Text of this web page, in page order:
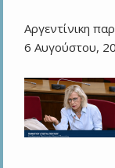
Αργεντίνικη
6 Αυγούστου,